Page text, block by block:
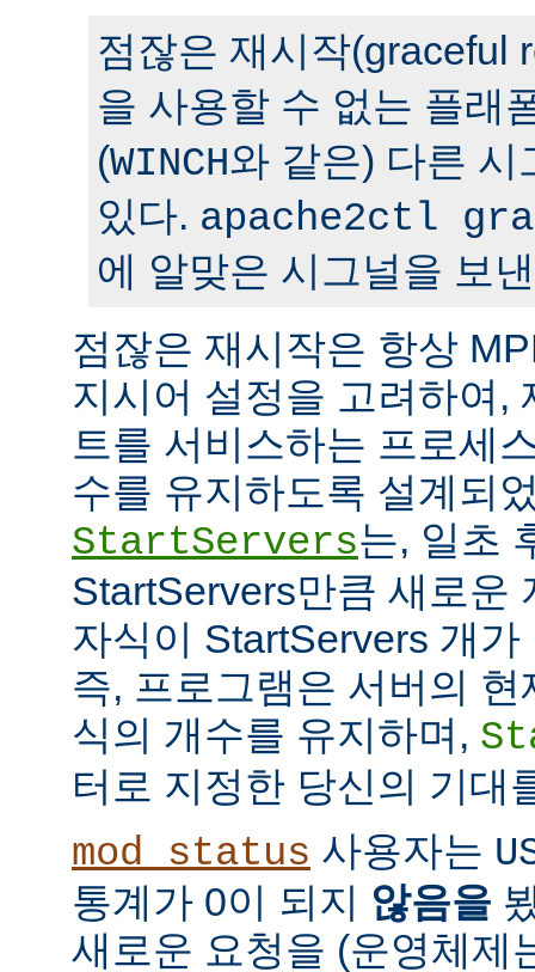
점잖은 재시작(graceful
을 사용할 수 없는 플래
(WINCH와 같은) 다른 시
있다. apache2ctl
에 알맞은 시그널을 보
점잖은 재시작은 항상
지시어 설정을 고려하여,
트를 서비스하는 프로세
수를 유지하도록 설계되
StartServers는, 일초
StartServers만큼 새로운
자식이 StartServers 개
즉, 프로그램은 서버의
식의 개수를 유지하며,
터로 지정한 당신의 기대
mod_status 사용자는
통계가 0이 되지 않음을
새로운 요청을 (운영체제